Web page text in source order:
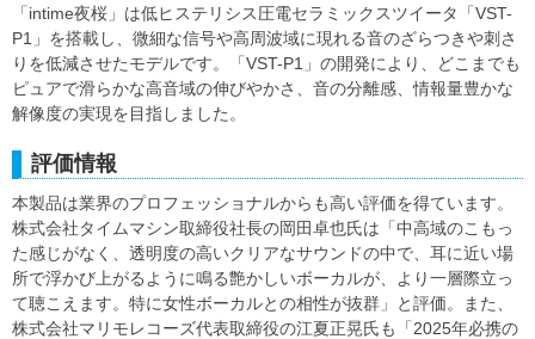
「intime夜桜」は低ヒステリシス圧電セラミックスツイータ「VST-
P1」を搭載し、微細な信号や高周波域に現れる音のざらつきや刺さ
りを低減させたモデルです。「VST-P1」の開発により、どこまでも
ピュアで滑らかな高音域の伸びやかさ、音の分離感、情報量豊かな
解像度の実現を目指しました。
評価情報
本製品は業界のプロフェッショナルからも高い評価を得ています。
株式会社タイムマシン取締役社長の岡田卓也氏は「中高域のこもっ
た感じがなく、透明度の高いクリアなサウンドの中で、耳に近い場
所で浮かび上がるように鳴る艶かしいボーカルが、より一層際立っ
て聴こえます。特に女性ボーカルとの相性が抜群」と評価。また、
株式会社マリモレコーズ代表取締役の江夏正晃氏も「2025年必携の